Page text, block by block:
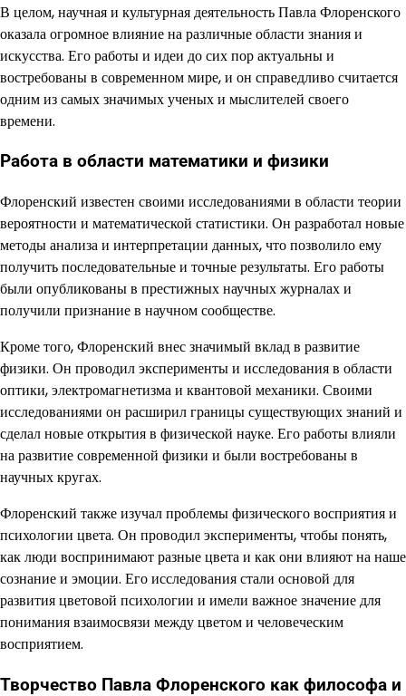
В целом, научная и культурная деятельность Павла Флоренского
оказала огромное влияние на различные области знания и
искусства. Его работы и идеи до сих пор актуальны и
востребованы в современном мире, и он справедливо считается
одним из самых значимых ученых и мыслителей своего
времени.
Работа в области математики и физики
Флоренский известен своими исследованиями в области теории
вероятности и математической статистики. Он разработал новые
методы анализа и интерпретации данных, что позволило ему
получить последовательные и точные результаты. Его работы
были опубликованы в престижных научных журналах и
получили признание в научном сообществе.
Кроме того, Флоренский внес значимый вклад в развитие
физики. Он проводил эксперименты и исследования в области
оптики, электромагнетизма и квантовой механики. Своими
исследованиями он расширил границы существующих знаний и
сделал новые открытия в физической науке. Его работы влияли
на развитие современной физики и были востребованы в
научных кругах.
Флоренский также изучал проблемы физического восприятия и
психологии цвета. Он проводил эксперименты, чтобы понять,
как люди воспринимают разные цвета и как они влияют на наше
сознание и эмоции. Его исследования стали основой для
развития цветовой психологии и имели важное значение для
понимания взаимосвязи между цветом и человеческим
восприятием.
Творчество Павла Флоренского как философа и